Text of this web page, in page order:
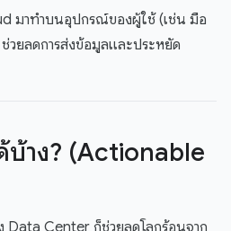
มาทำบนอุปกรณ์ของผู้ใช้ (เช่น มือ
วยลดการส่งข้อมูลและประหยัด
ด้บ้าง? (Actionable